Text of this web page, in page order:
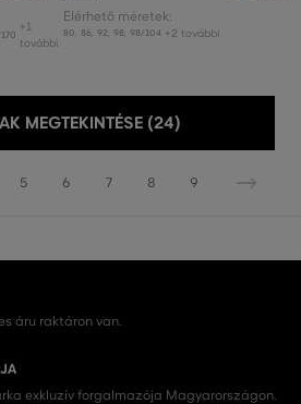
+1
további
Elérhető méretek:
80 86 92 98 98/104 +2 további
MEGTEKINTÉSE (24)
5 6 7 8 9
áru raktáron van.
exkluzív forgalmazója Magyarországon.